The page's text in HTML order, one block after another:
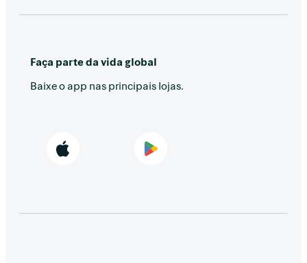
Faça parte da vida global
Baixe o app nas principais lojas.